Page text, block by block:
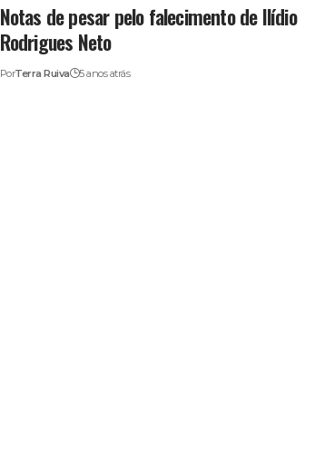
Notas de pesar pelo falecimento de Ilídio
Rodrigues Neto
PorTerra Ruiva 5 anos atrás